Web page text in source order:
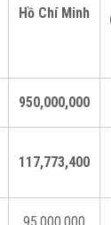
Hồ Chí Minh
950,000,000
117,773,400